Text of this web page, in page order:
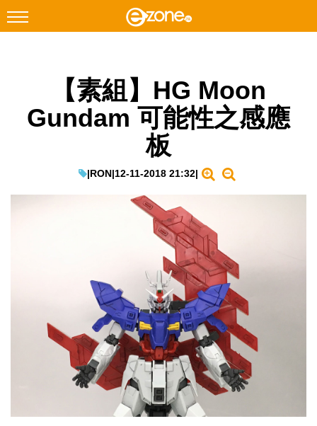
Instagram
科技焦點
教學評測
生成式AI與雲端應用
Enterprise Digital Transformation
【素組】HG Moon
Gundam 可能性之感應
板
|RON|12-11-2018 21:32|